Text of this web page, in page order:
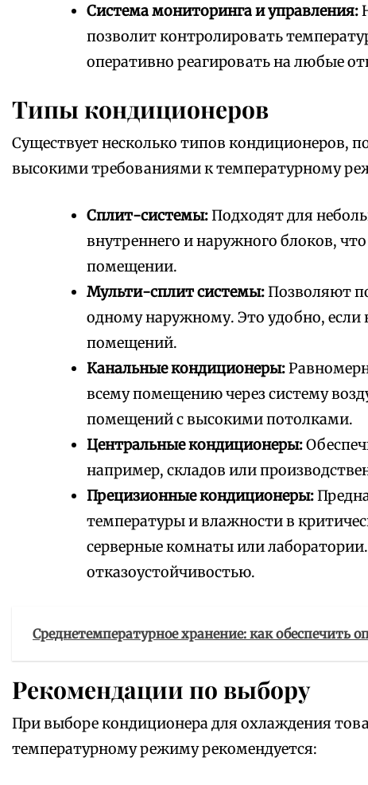
Система мониторинга и управления:
позволит контролировать
оперативно реагировать на любые
Типы кондиционеров
Существует несколько типов кондиционеров,
высокими требованиями к температурному
Сплит-системы:Подходят для
внутреннего и наружного блоков,
помещении.
Мульти-сплит системы:Позволяют
одному наружному. Это удобно, если
помещений.
Канальные кондиционеры:
всему помещению через систему
помещений с высокими потолками.
Центральные кондиционеры:
например, складов или
Прецизионные кондиционеры:
температуры и влажности в
серверные комнаты или
отказоустойчивостью.
Среднетемпературное хранение: как обеспечить
Рекомендации по выбору
При выборе кондиционера для охлаждения
температурному режиму рекомендуется: